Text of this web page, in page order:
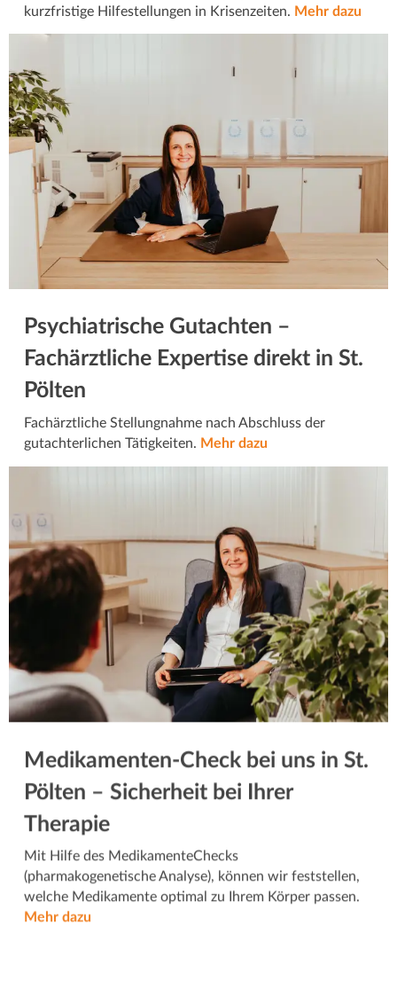
kurzfristige Hilfestellungen in Krisenzeiten. Mehr dazu
Psychiatrische Gutachten –
Fachärztliche Expertise direkt in St.
Pölten
Fachärztliche Stellungnahme nach Abschluss der
gutachterlichen Tätigkeiten. Mehr dazu
Medikamenten-Check bei uns in St.
Pölten – Sicherheit bei Ihrer
Therapie
Mit Hilfe des MedikamenteChecks
(pharmakogenetische Analyse), können wir feststellen,
welche Medikamente optimal zu Ihrem Körper passen.
Mehr dazu